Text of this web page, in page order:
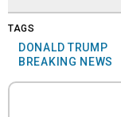
TAGS
DONALD TRUMP
BREAKING NEWS